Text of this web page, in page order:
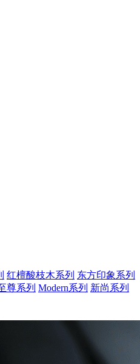
红檀酸枝木系列 东方印象系列
尊系列 Modern系列 新尚系列